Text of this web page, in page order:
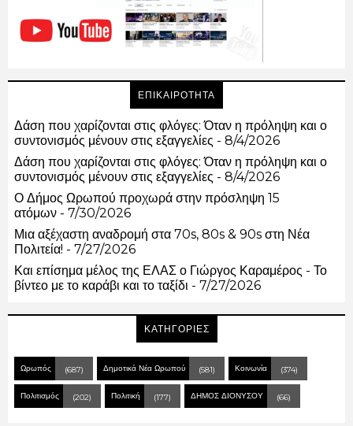
ΕΠΙΚΑΙΡΟΤΗΤΑ
Δάση που χαρίζονται στις φλόγες: Όταν η πρόληψη και ο
συντονισμός μένουν στις εξαγγελίες - 8/4/2026
Δάση που χαρίζονται στις φλόγες: Όταν η πρόληψη και ο
συντονισμός μένουν στις εξαγγελίες - 8/4/2026
Ο Δήμος Ωρωπού προχωρά στην πρόσληψη 15
ατόμων - 7/30/2026
Μια αξέχαστη αναδρομή στα 70s, 80s & 90s στη Νέα
Πολιτεία! - 7/27/2026
Και επίσημα μέλος της ΕΛΑΣ ο Γιώργος Καραμέρος - Το
βίντεο με το καράβι και το ταξίδι - 7/27/2026
ΚΑΤΗΓΟΡΙΕΣ
Ωρωπός (687) Δημοτικά Νέα Ωρωπού (581) Κοινωνία (374)
Πολιτισμός (202) Πολιτική (177) ΔΗΜΟΣ ΔΙΟΝΥΣΟΥ (66)